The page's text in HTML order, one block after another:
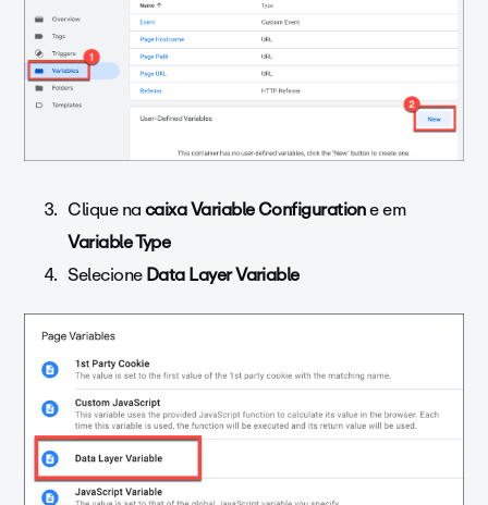
Clique nacaixa Variable Configuratione em
Variable Type
SelecioneData Layer Variable